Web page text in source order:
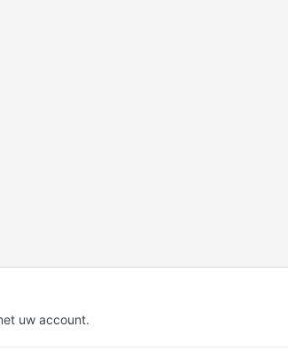
uw account.